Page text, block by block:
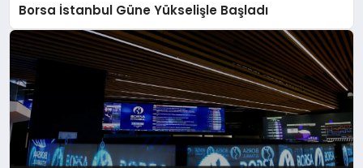
Borsa İstanbul Güne Yükselişle Başladı